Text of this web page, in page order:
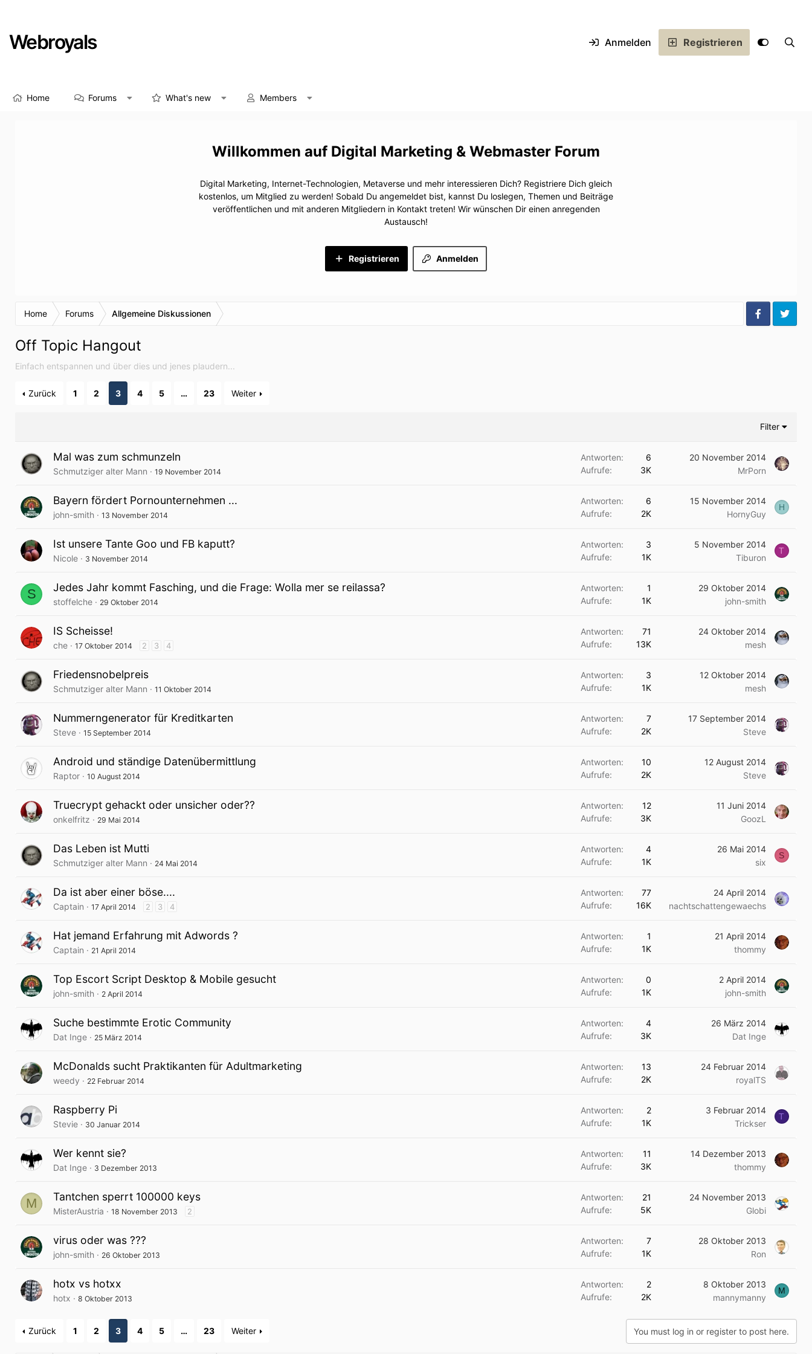
Webroyals Anmelden Registrieren
Home Forums What's new Members
Digital Marketing & Webmaster Forum
Digital Marketing, Internet-Technologien, Metaverse und mehr interessieren Dich? Registriere Dich gleich
kostenlos, um Mitglied zu werden! Sobald Du angemeldet bist, kannst Du loslegen, Themen und Beiträge
veröffentlichen und mit anderen Mitgliedern in Kontakt treten! Wir wünschen Dir einen anregenden
Austausch!
Anmelden
Registrieren
Home Forums Allgemeine Diskussionen
Off Topic Hangout
Einfach entspannen und über dies und jenes plaudern...
Zurück 1 2 3 4 5 … 23 Weiter
Filter
Mal was zum schmunzeln
Schmutziger alter Mann 19 November 2014
Antworten
6
Aufrufe
3K
20 November 2014
MrPorn
Bayern fördert Pornounternehmen ...
john-smith 13 November 2014
Antworten
6
Aufrufe
2K
15 November 2014
HornyGuy
H
Ist unsere Tante Goo und FB kaputt?
Nicole 3 November 2014
Antworten
3
Aufrufe
1K
5 November 2014
Tiburon
T
S Jedes Jahr kommt Fasching, und die Frage: Wolla mer se reilassa?
stoffelche 29 Oktober 2014
Antworten
1
Aufrufe
1K
29 Oktober 2014
john-smith
IS Scheisse!
che 17 Oktober 2014 2 3 4
Antworten
71
Aufrufe
13K
24 Oktober 2014
mesh
Friedensnobelpreis
Schmutziger alter Mann 11 Oktober 2014
Antworten
3
Aufrufe
1K
12 Oktober 2014
mesh
Nummerngenerator für Kreditkarten
Steve 15 September 2014
Antworten
7
Aufrufe
2K
17 September 2014
Steve
Android und ständige Datenübermittlung
Raptor 10 August 2014
Antworten
10
Aufrufe
2K
12 August 2014
Steve
Truecrypt gehackt oder unsicher oder??
onkelfritz 29 Mai 2014
Antworten
12
Aufrufe
3K
11 Juni 2014
GoozL
Das Leben ist Mutti
Schmutziger alter Mann 24 Mai 2014
Antworten
4
Aufrufe
1K
26 Mai 2014
six
S
Da ist aber einer böse....
Captain 17 April 2014 2 3 4
Antworten
77
Aufrufe
16K
24 April 2014
nachtschattengewaechs
Hat jemand Erfahrung mit Adwords ?
Captain 21 April 2014
Antworten
1
Aufrufe
1K
21 April 2014
thommy
Top Escort Script Desktop & Mobile gesucht
john-smith 2 April 2014
Antworten
0
Aufrufe
1K
2 April 2014
john-smith
Suche bestimmte Erotic Community
Dat Inge 25 März 2014
Antworten
4
Aufrufe
3K
26 März 2014
Dat Inge
McDonalds sucht Praktikanten für Adultmarketing
weedy 22 Februar 2014
Antworten
13
Aufrufe
2K
24 Februar 2014
royalTS
Raspberry Pi
Stevie 30 Januar 2014
Antworten
2
Aufrufe
1K
3 Februar 2014
Trickser
T
Wer kennt sie?
Dat Inge 3 Dezember 2013
Antworten
11
Aufrufe
3K
14 Dezember 2013
thommy
M Tantchen sperrt 100000 keys
MisterAustria 18 November 2013 2
Antworten
21
Aufrufe
5K
24 November 2013
Globi
virus oder was ???
john-smith 26 Oktober 2013
Antworten
7
Aufrufe
1K
28 Oktober 2013
Ron
hotx vs hotxx
hotx 8 Oktober 2013
Antworten
2
Aufrufe
2K
8 Oktober 2013
mannymanny
M
Zurück 1 2 3 4 5 … 23 Weiter You must log in or register to post here.